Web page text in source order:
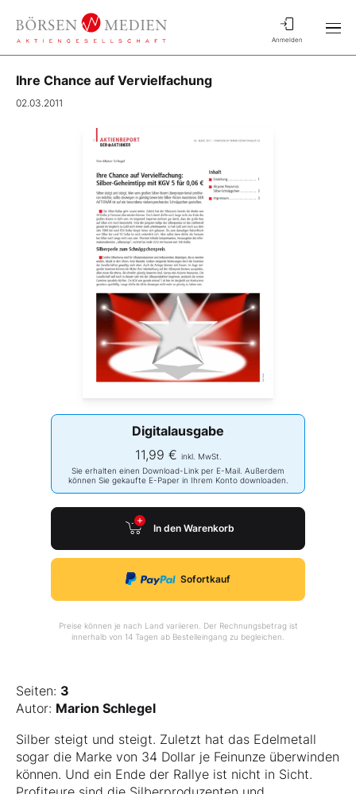
Anmelden
Ihre Chance auf Vervielfachung
02.03.2011
Digitalausgabe
11,99 € inkl. MwSt.
Sie erhalten einen Download-Link per E-Mail. Außerdem
können Sie gekaufte E-Paper in Ihrem Konto downloaden.
In den Warenkorb
Sofortkauf
Preise können je nach Land variieren. Der Rechnungsbetrag ist
innerhalb von 14 Tagen ab Bestelleingang zu begleichen.
Seiten: 3
Autor: Marion Schlegel
Silber steigt und steigt. Zuletzt hat das Edelmetall
sogar die Marke von 34 Dollar je Feinunze überwinden
können. Und ein Ende der Rallye ist nicht in Sicht.